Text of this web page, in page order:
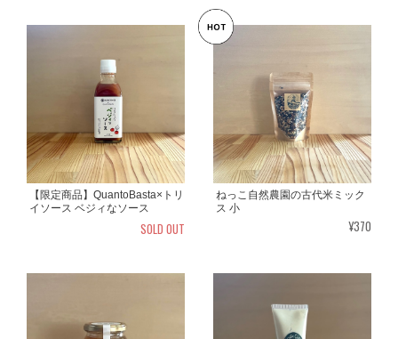
【限定商品】QuantoBasta×トリ
イソース ベジィなソース
SOLD OUT
ねっこ自然農園の古代米ミック
ス 小
¥370